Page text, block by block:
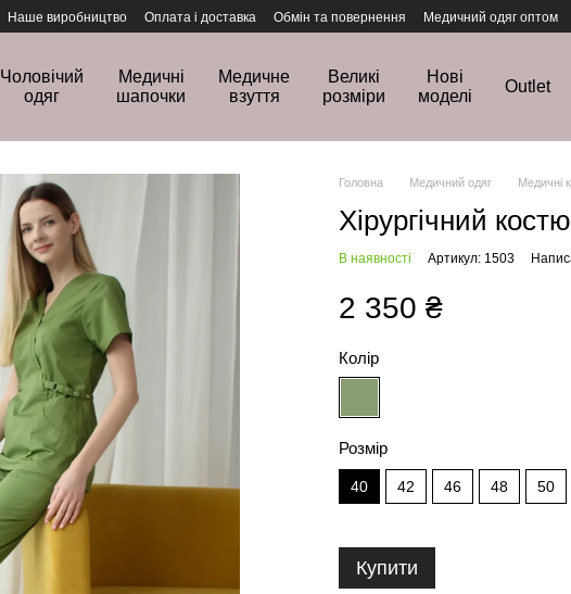
Наше виробництво Оплата і доставка Обмін та повернення Медичний одяг оптом
Чоловічий
одяг
Медичні
шапочки
Медичне
взуття
Великі
розміри
Нові
моделі
Outlet
Головна Медичний одяг Медичні
Хірургічний
В наявності Артикул: 1503
2 350 ₴
Колір
Розмір
40 42 46 48 50
Купити